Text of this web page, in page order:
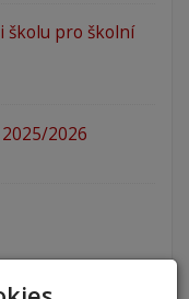
školu pro školní
2026